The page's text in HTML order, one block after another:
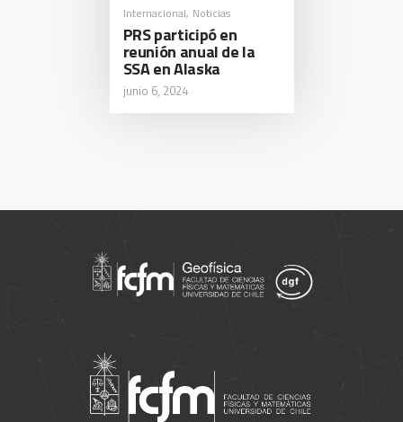
Internacional, Noticias
PRS participó en
reunión anual de la
SSA en Alaska
junio 6, 2024